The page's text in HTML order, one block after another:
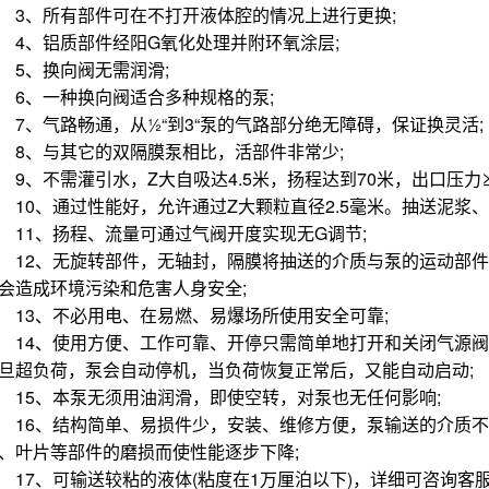
所有部件可在不打开液体腔的情况上进行更换;
铝质部件经阳G氧化处理并附环氧涂层;
换向阀无需润滑;
一种换向阀适合多种规格的泵;
气路畅通，从½“到3“泵的气路部分绝无障碍，保证换灵活;
与其它的双隔膜泵相比，活部件非常少;
不需灌引水，Z大自吸达4.5米，扬程达到70米，出口压力
、通过性能好，允许通过Z大颗粒直径2.5毫米。抽送泥浆
、扬程、流量可通过气阀开度实现无G调节;
、无旋转部件，无轴封，隔膜将抽送的介质与泵的运动部
造成环境污染和危害人身安全;
、不必用电、在易燃、易爆场所使用安全可靠;
、使用方便、工作可靠、开停只需简单地打开和关闭气源
超负荷，泵会自动停机，当负荷恢复正常后，又能自动启动;
、本泵无须用油润滑，即使空转，对泵也无任何影响;
、结构简单、易损件少，安装、维修方便，泵输送的介质
叶片等部件的磨损而使性能逐步下降;
、可输送较粘的液体(粘度在1万厘泊以下)，详细可咨询客